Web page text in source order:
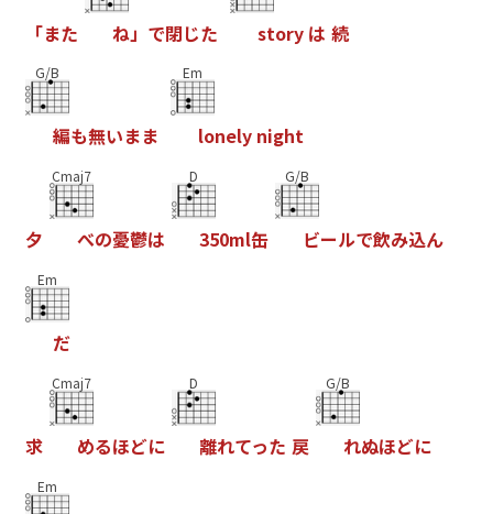
「また ね」 で閉じた story は 続
G/B
編も無いまま
Em
lonely night
夕
Cmaj7
べの憂鬱は
D
350ml缶
G/B
ビールで飲み込ん
Em
だ
求
Cmaj7
めるほどに
D
離れてった 戻
G/B
れぬほどに
Em